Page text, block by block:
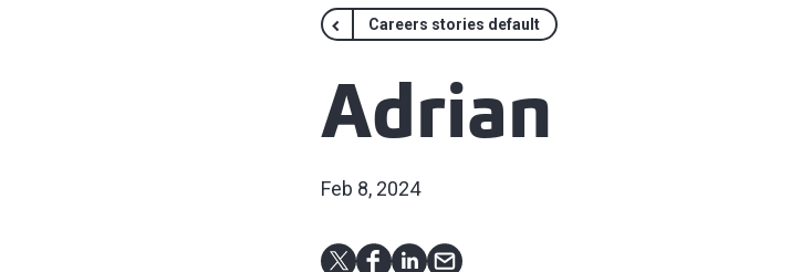
Careers stories default
Adrian
Feb 8, 2024